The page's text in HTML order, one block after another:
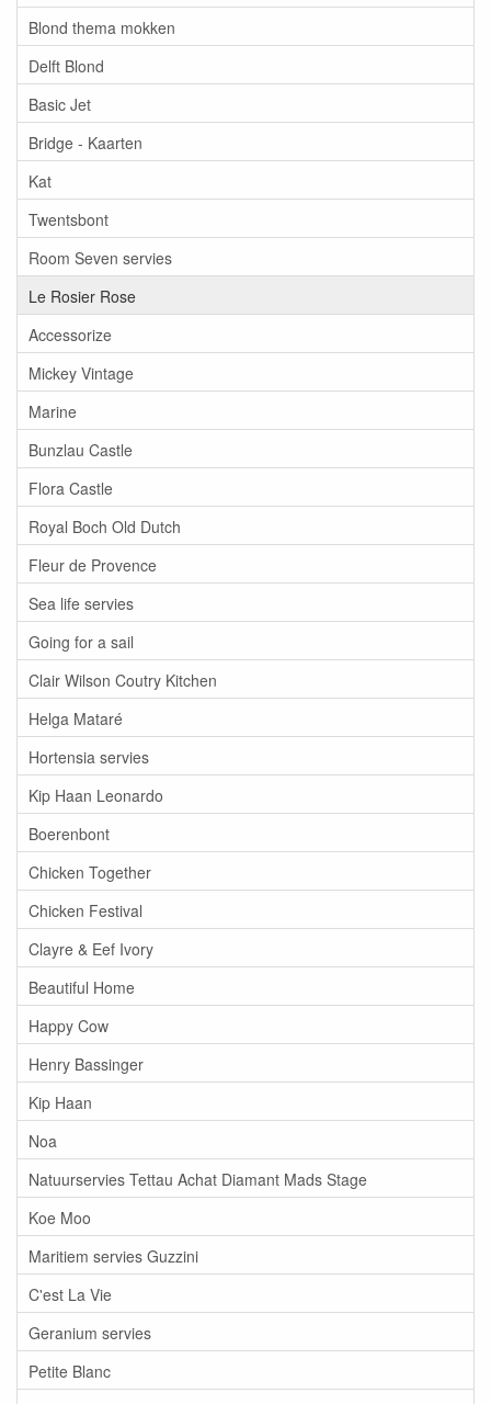
Blond thema mokken
Delft Blond
Basic Jet
Bridge - Kaarten
Kat
Twentsbont
Room Seven servies
Le Rosier Rose
Accessorize
Mickey Vintage
Marine
Bunzlau Castle
Flora Castle
Royal Boch Old Dutch
Fleur de Provence
Sea life servies
Going for a sail
Clair Wilson Coutry Kitchen
Helga Mataré
Hortensia servies
Kip Haan Leonardo
Boerenbont
Chicken Together
Chicken Festival
Clayre & Eef Ivory
Beautiful Home
Happy Cow
Henry Bassinger
Kip Haan
Noa
Natuurservies Tettau Achat Diamant Mads Stage
Koe Moo
Maritiem servies Guzzini
C'est La Vie
Geranium servies
Petite Blanc